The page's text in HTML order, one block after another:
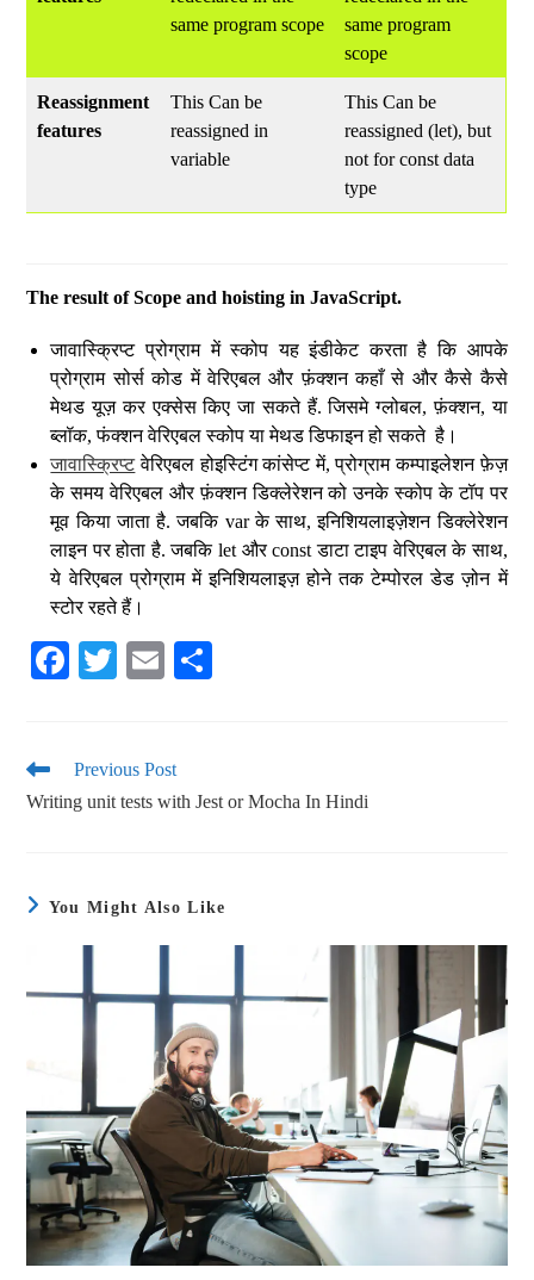
same program scope
same program
scope
Reassignment
features
This Can be
reassigned in
variable
This Can be
reassigned (let), but
not for const data
type
The result of Scope and hoisting in JavaScript.
जावास्क्रिप्ट प्रोग्राम में स्कोप यह इंडीकेट करता है कि आपके
प्रोग्राम सोर्स कोड में वेरिएबल और फ़ंक्शन कहाँ से और कैसे कैसे
मेथड यूज़ कर एक्सेस किए जा सकते हैं. जिसमे ग्लोबल, फ़ंक्शन, या
ब्लॉक, फंक्शन वेरिएबल स्कोप या मेथड डिफाइन हो सकते है।
जावास्क्रिप्टवेरिएबल होइस्टिंग कांसेप्ट में, प्रोग्राम कम्पाइलेशन फ़ेज़
के समय वेरिएबल और फ़ंक्शन डिक्लेरेशन को उनके स्कोप के टॉप पर
मूव किया जाता है. जबकि var के साथ, इनिशियलाइज़ेशन डिक्लेरेशन
लाइन पर होता है. जबकि let और const डाटा टाइप वेरिएबल के साथ,
ये वेरिएबल प्रोग्राम में इनिशियलाइज़ होने तक टेम्पोरल डेड ज़ोन में
स्टोर रहते हैं।
Fa
ok
T
r
E
Previous Post
Writing unit tests with Jest or Mocha In Hindi
You Might Also Like